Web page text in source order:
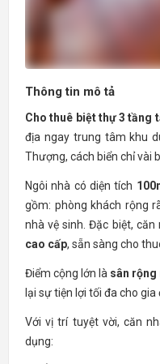
Thông tin mô tả
Cho thuê biệt thự 3 tầng
địa ngay trung tâm khu
Thượng, cách biển chỉ vài
Ngôi nhà có diện tích
gồm: phòng khách rộng
nhà vệ sinh. Đặc biệt,
cao cấp, sẵn sàng cho
Điểm cộng lớn là sân
lại sự tiện lợi tối đa cho
Với vị trí tuyệt vời, căn
dụng: